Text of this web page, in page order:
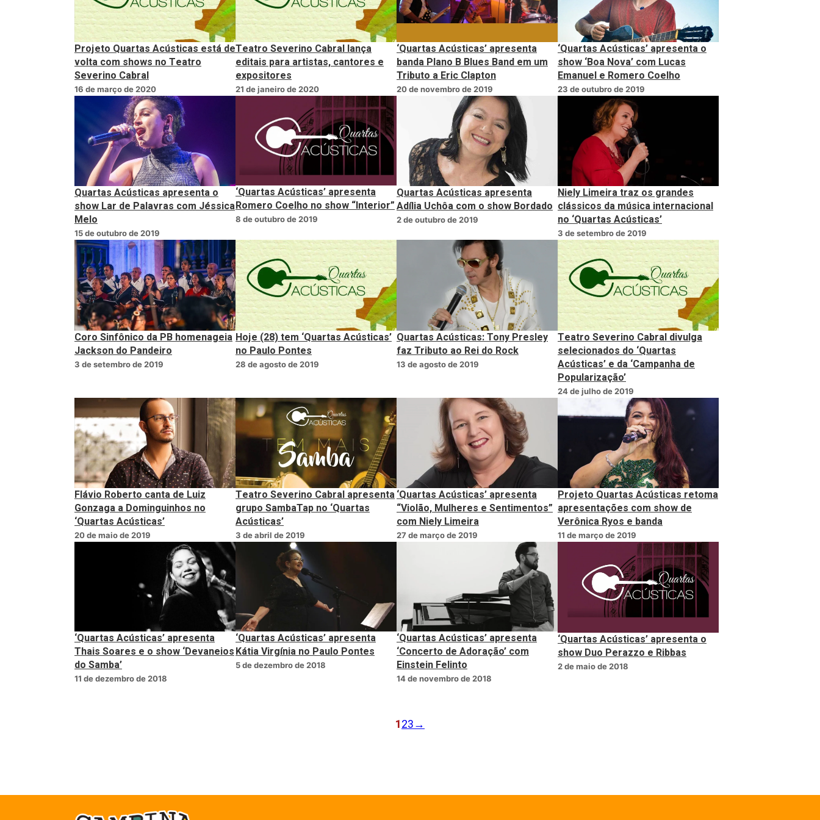
Projeto Quartas Acústicas está de
volta com shows no Teatro
Severino Cabral
16 de março de 2020
Teatro Severino Cabral lança
editais para artistas, cantores e
expositores
21 de janeiro de 2020
‘Quartas Acústicas’ apresenta
banda Plano B Blues Band em um
Tributo a Eric Clapton
20 de novembro de 2019
‘Quartas Acústicas’ apresenta o
show ‘Boa Nova’ com Lucas
Emanuel e Romero Coelho
23 de outubro de 2019
Quartas Acústicas apresenta o
show Lar de Palavras com Jéssica
Melo
15 de outubro de 2019
‘Quartas Acústicas’ apresenta
Romero Coelho no show “Interior”
8 de outubro de 2019
Quartas Acústicas apresenta
Adília Uchôa com o show Bordado
2 de outubro de 2019
Niely Limeira traz os grandes
clássicos da música internacional
no ‘Quartas Acústicas’
3 de setembro de 2019
Coro Sinfônico da PB homenageia
Jackson do Pandeiro
3 de setembro de 2019
Hoje (28) tem ‘Quartas Acústicas’
no Paulo Pontes
28 de agosto de 2019
Quartas Acústicas: Tony Presley
faz Tributo ao Rei do Rock
13 de agosto de 2019
Teatro Severino Cabral divulga
selecionados do ‘Quartas
Acústicas’ e da ‘Campanha de
Popularização’
24 de julho de 2019
Flávio Roberto canta de Luiz
Gonzaga a Dominguinhos no
‘Quartas Acústicas’
20 de maio de 2019
Teatro Severino Cabral apresenta
grupo SambaTap no ‘Quartas
Acústicas’
3 de abril de 2019
‘Quartas Acústicas’ apresenta
“Violão, Mulheres e Sentimentos”
com Niely Limeira
27 de março de 2019
Projeto Quartas Acústicas retoma
apresentações com show de
Verônica Ryos e banda
11 de março de 2019
‘Quartas Acústicas’ apresenta
Thais Soares e o show ‘Devaneios
do Samba’
11 de dezembro de 2018
‘Quartas Acústicas’ apresenta
Kátia Virgínia no Paulo Pontes
5 de dezembro de 2018
‘Quartas Acústicas’ apresenta
‘Concerto de Adoração’ com
Einstein Felinto
14 de novembro de 2018
‘Quartas Acústicas’ apresenta o
show Duo Perazzo e Ribbas
2 de maio de 2018
123→